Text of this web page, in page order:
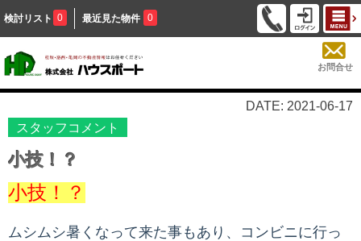
検討リスト 0 最近見た物件 0
お問合せ
DATE: 2021-06-17
スタッフコメント
小技！？
小技！？
ムシムシ暑くなって来た事もあり、コンビニに行っ